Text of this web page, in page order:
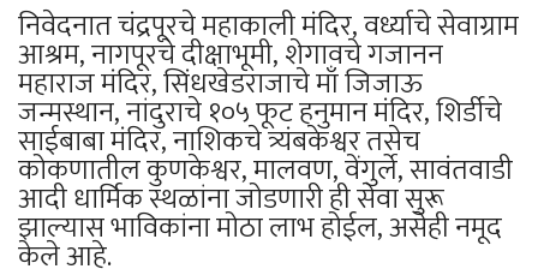
निवेदनात चंद्रपूरचे महाकाली मंदिर, वर्ध्याचे सेवाग्राम
आश्रम, नागपूरचे दीक्षाभूमी, शेगावचे गजानन
महाराज मंदिर, सिंधखेडराजाचे माँ जिजाऊ
जन्मस्थान, नांदुराचे १०५ फूट हनुमान मंदिर, शिर्डीचे
साईबाबा मंदिर, नाशिकचे त्र्यंबकेश्वर तसेच
कोकणातील कुणकेश्वर, मालवण, वेंगुर्ले, सावंतवाडी
आदी धार्मिक स्थळांना जोडणारी ही सेवा सुरू
झाल्यास भाविकांना मोठा लाभ होईल, असेही नमूद
केले आहे.